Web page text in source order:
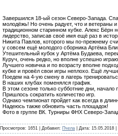
Завершился 18-ый сезон Северо-Запада.
молодёжь! Но очень радует, что и ветераны
традиционном старинном кубке. Алекс Бёрн
лидерство, записав своё имя ещё раз в
Никита Павлов, которого мы по-прежнему
у совсем ещё молодого сборника Артёма
Утешительный кубок у Артёма Будаева,
Куруч, очень редко, но вполне успешно
Лучшего новичка и по возрасту вполне
кубке и провёл свои игры неплохо. Ещё
Поедем на 4-ую смену в лагерь
В наших клубах поменялся график.
В этом сезоне только субботние дни,
Пришлось сократить количество игр.
Однако чемпионат пройдет как всегда в
Надеюсь также обновить часть площадок!
Фото в группе ВК. Турниры ФНХ Северо-
Просмотров: 1651 | Добавил: Пчела | Дата: 15.05.2018